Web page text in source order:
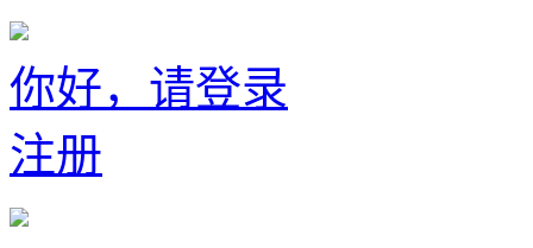
你好，请登录
注册